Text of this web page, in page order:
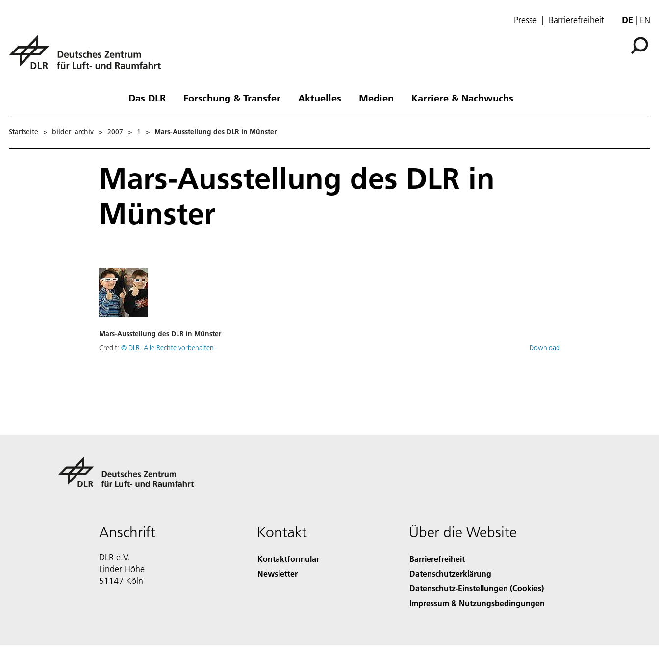
Presse Barrierefreiheit DE EN
Das DLR Forschung & Transfer Aktuelles Medien Karriere & Nachwuchs
Startseite > bilder_archiv > 2007 > 1 > Mars-Ausstellung des DLR in Münster
Mars-Ausstellung des DLR in
Münster
Mars-Ausstellung des DLR in Münster
Credit: © DLR. Alle Rechte vorbehalten Download
Anschrift
DLR e.V.
Linder Höhe
51147 Köln
Kontakt
Kontaktformular
Newsletter
Über die Website
Barrierefreiheit
Datenschutzerklärung
Datenschutz-Einstellungen (Cookies)
Impressum & Nutzungsbedingungen